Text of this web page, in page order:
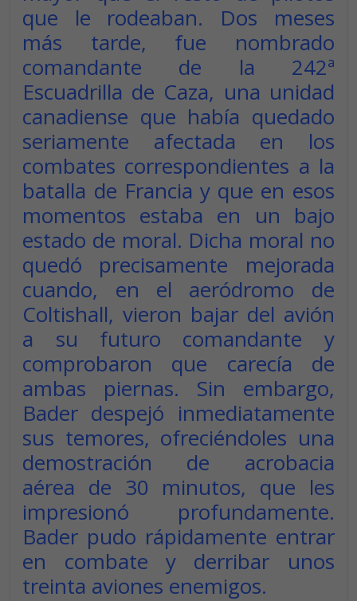
que le rodeaban. Dos meses
más tarde, fue nombrado
comandante de la 242ª
Escuadrilla de Caza, una unidad
canadiense que había quedado
seriamente afectada en los
combates correspondientes a la
batalla de Francia y que en esos
momentos estaba en un bajo
estado de moral. Dicha moral no
quedó precisamente mejorada
cuando, en el aeródromo de
Coltishall, vieron bajar del avión
a su futuro comandante y
comprobaron que carecía de
ambas piernas. Sin embargo,
Bader despejó inmediatamente
sus temores, ofreciéndoles una
demostración de acrobacia
aérea de 30 minutos, que les
impresionó profundamente.
Bader pudo rápidamente entrar
en combate y derribar unos
treinta aviones enemigos.